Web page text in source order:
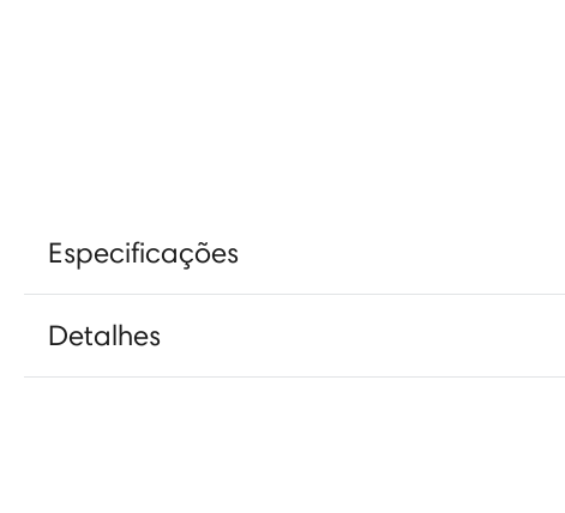
Especificações
Detalhes